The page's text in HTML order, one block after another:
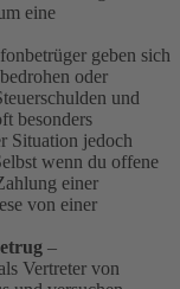
eine
geben sich
oder
und
besonders
Situation jedoch
wenn du offene
einer
von einer
–
Vertreter von